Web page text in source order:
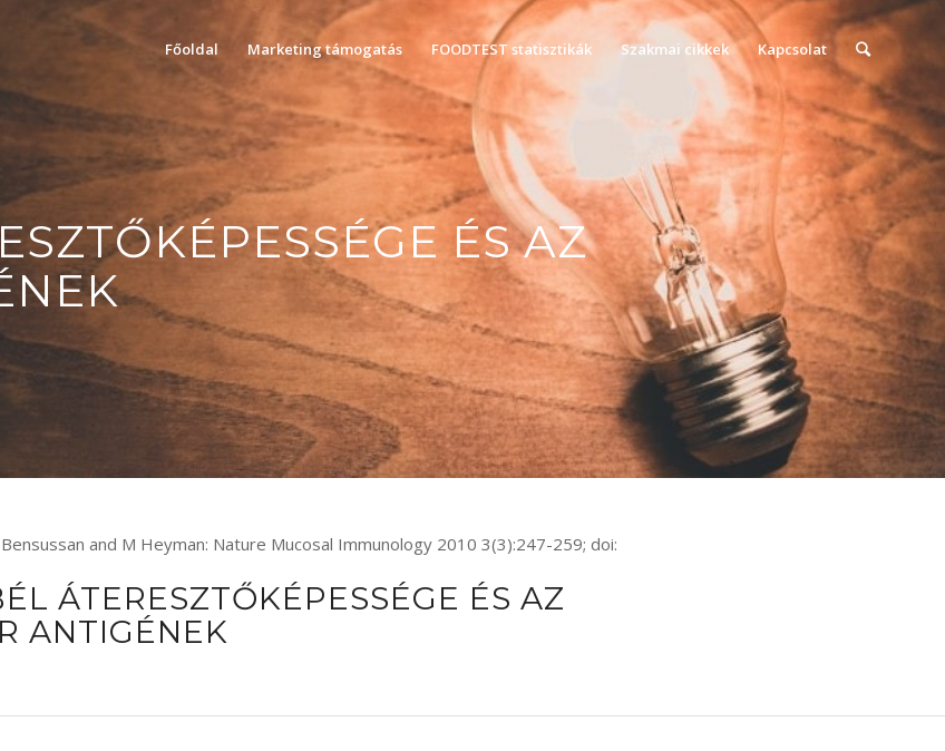
Főoldal Marketing támogatás FOODTEST statisztikák Szakmai cikkek Kapcsolat
ÉS AZ
and M Heyman: Nature Mucosal Immunology 2010 3(3):247-259; doi:
ÁTERESZTŐKÉPESSÉGE ÉS AZ
ANTIGÉNEK